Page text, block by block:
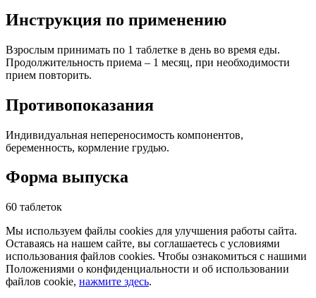
Инструкция по применению
Взрослым принимать по 1 таблетке в день во время еды.
Продолжительность приема – 1 месяц, при необходимости
прием повторить.
Противопоказания
Индивидуальная непереносимость компонентов,
беременность, кормление грудью.
Форма выпуска
60 таблеток
Мы используем файлы cookies для улучшения работы сайта.
Оставаясь на нашем сайте, вы соглашаетесь с условиями
использования файлов cookies. Чтобы ознакомиться с нашими
Положениями о конфиденциальности и об использовании
файлов cookie, нажмите здесь.